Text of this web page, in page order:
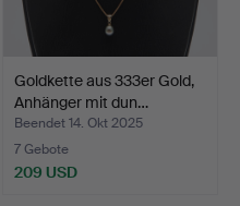
Goldkette aus 333er Gold,
Anhänger mit dun…
Beendet 14. Okt 2025
7 Gebote
209 USD